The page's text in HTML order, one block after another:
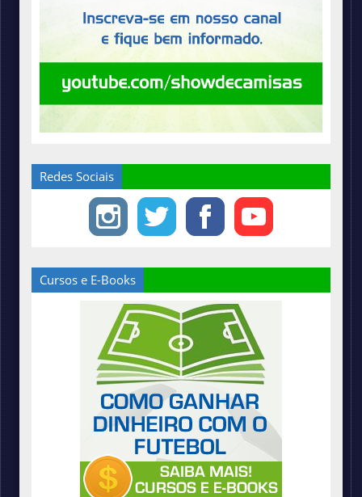
Redes Sociais
Cursos e E-Books